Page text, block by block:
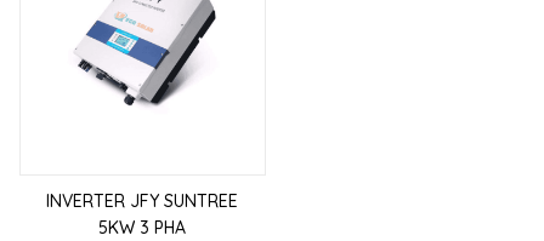
INVERTER JFY SUNTREE
5KW 3 PHA